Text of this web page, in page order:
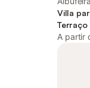
Villa
A partir